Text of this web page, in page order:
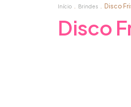
Início Brindes Disco
Disco